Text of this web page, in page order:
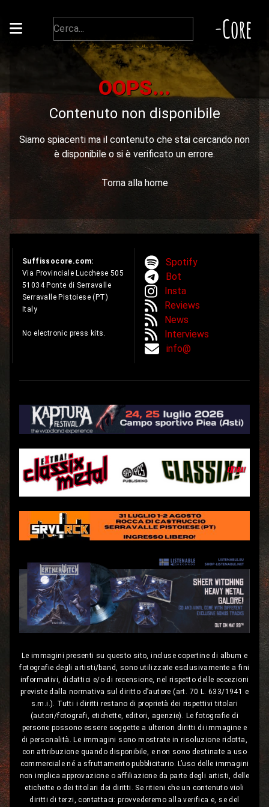
-Core
OOPS...
Contenuto non disponibile
Siamo spiacenti ma il contenuto che stai cercando non
è disponibile o si è verificato un errore.
Torna alla home
Suffissocore.com:
Via Provinciale Lucchese 505
51034 Ponte di Serravalle
Serravalle Pistoiese (PT)
Italy
No electronic press kits.
Spotify
Bot
Insta
Reviews
News
Interviews
info@
Le immagini presenti su questo sito, incluse copertine di album e
fotografie degli artisti/band, sono utilizzate esclusivamente a fini
informativi, didattici e/o di recensione, nel rispetto delle eccezioni
previste dalla normativa sul diritto d’autore (art. 70 L. 633/1941 e
s.m.i.). Tutti i diritti restano di proprietà dei rispettivi titolari
(autori/fotografi, etichette, editori, agenzie). Le fotografie di
persone possono essere soggette a ulteriori diritti di immagine e
di personalità. Le immagini sono mostrate in risoluzione ridotta,
con attribuzione quando disponibile, e non sono destinate a uso
commerciale né a sfruttamento pubblicitario. L’uso delle immagini
non implica approvazione o affiliazione da parte degli artisti, delle
etichette o dei titolari dei diritti. Se ritieni che un contenuto violi
diritti di terzi, contattaci: provvederemo alla verifica e, se del